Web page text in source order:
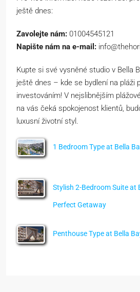
ještě dnes:
Zavolejte nám: 01004545121
Napište nám na e-mail:
Kupte si své vysněné studio v Bella
ještě dnes – kde se bydlení na pláži
investováním! V nejslibnějším
na vás čeká spokojenost klientů,
luxusní životní styl.
1 Bedroom Type at Bella
Stylish 2-Bedroom Suite at
Perfect Getaway
Penthouse Type at Bella